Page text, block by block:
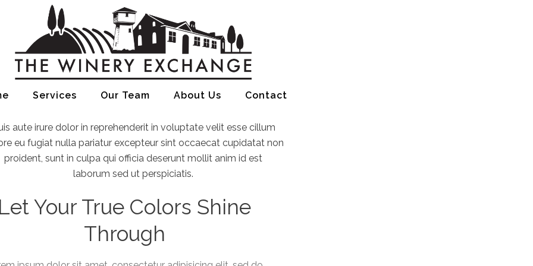
Services Our Team About Us Contact
aute irure dolor in reprehenderit in voluptate velit esse cillum
eu fugiat nulla pariatur excepteur sint occaecat cupidatat non
proident, sunt in culpa qui officia deserunt mollit anim id est
laborum sed ut perspiciatis.
Let Your True Colors Shine
Through